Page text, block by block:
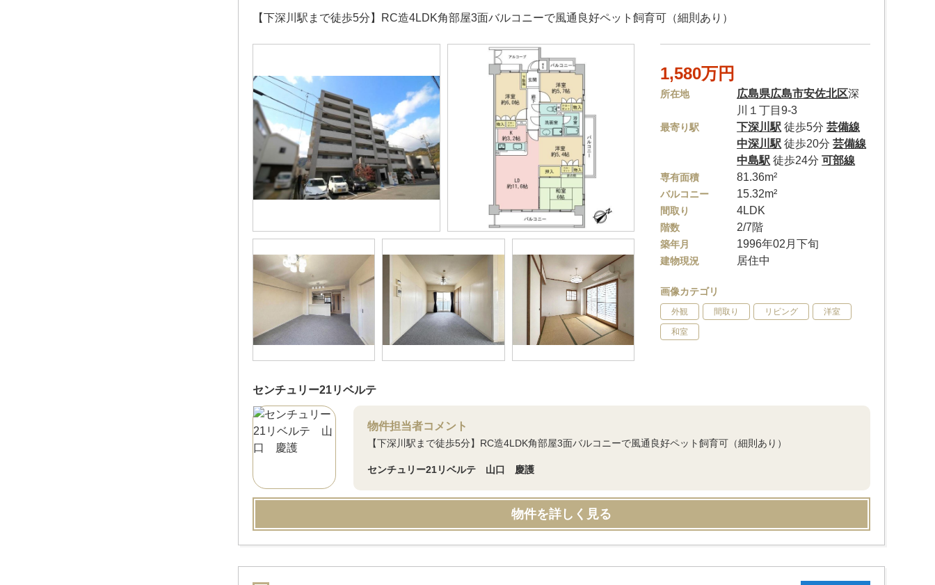
【下深川駅まで徒歩5分】RC造4LDK角部屋3面バルコニーで風通良好ペット飼育可（細則あり）
1,580万円
所在地 広島県広島市安佐北区深
川１丁目9-3
最寄り駅 下深川駅 徒歩5分芸備線
中深川駅 徒歩20分芸備線
中島駅 徒歩24分可部線
専有面積 81.36m²
バルコニー 15.32m²
間取り 4LDK
階数 2/7階
築年月 1996年02月下旬
建物現況 居住中
画像カテゴリ
外観 間取り リビング 洋室
和室
センチュリー21リベルテ
物件担当者コメント
【下深川駅まで徒歩5分】RC造4LDK角部屋3面バルコニーで風通良好ペット飼育可（細則あり）
センチュリー21リベルテ 山口 慶護
物件を詳しく見る